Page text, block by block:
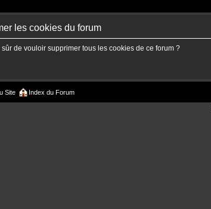
les cookies du forum
sûr de vouloir supprimer tous les cookies de ce forum ?
Site Index du Forum